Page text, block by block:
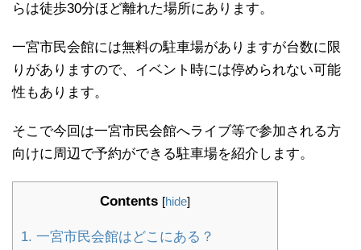
らは徒歩30分ほど離れた場所にあります。
一宮市民会館には無料の駐車場がありますが台数に限
りがありますので、イベント時には停められない可能
性もあります。
そこで今回は一宮市民会館へライブ等で参加される方
向けに周辺で予約ができる駐車場を紹介します。
Contents [hide]
1. 一宮市民会館はどこにある？